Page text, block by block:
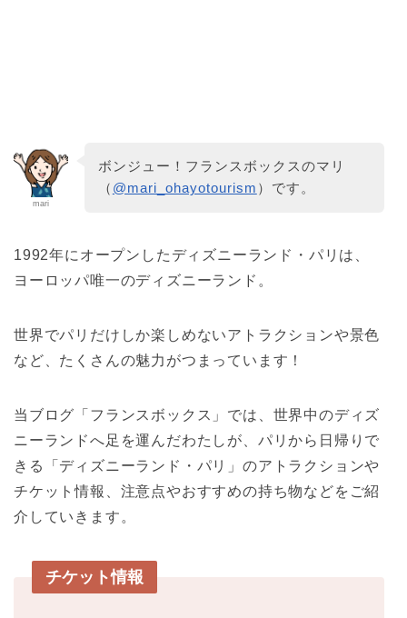
mari
ボンジュー！フランスボックスのマリ
（ @mari_ohayotourism ）です。
1992年にオープンしたディズニーランド・パリは、
ヨーロッパ唯一のディズニーランド。
世界でパリだけしか楽しめないアトラクションや景色
など、たくさんの魅力がつまっています！
当ブログ「フランスボックス」では、世界中のディズ
ニーランドへ足を運んだわたしが、パリから日帰りで
きる「ディズニーランド・パリ」のアトラクションや
チケット情報、注意点やおすすめの持ち物などをご紹
介していきます。
チケット情報